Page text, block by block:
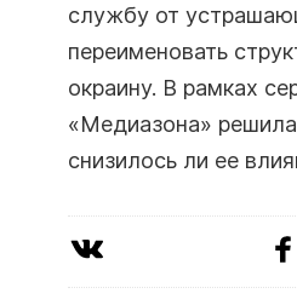
службу от
переименовать
окраину. В рамках
«Медиазона»
снизилось ли ее